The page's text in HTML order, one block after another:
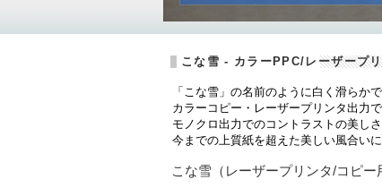
こな雪 - カラーPPC/レーザープ
「こな雪」の名前のように白く滑らか
カラーコピー・レーザープリンタ出力
モノクロ出力でのコントラストの美し
今までの上質紙を超えた美しい風合い
こな雪（レーザープリンタ/コピー